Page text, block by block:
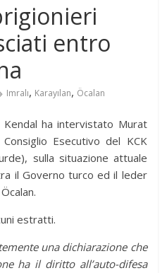
entro
Imralı, Karayılan, Öcalan
Kendal ha intervistato Murat
Esecutivo del KCK
sulla situazione attuale
il Governo turco ed il leder
estratti.
una dichiarazione che
ha il diritto all’auto-difesa